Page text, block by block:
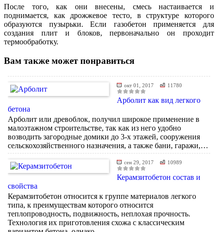
После того, как они внесены, смесь настаивается и
поднимается, как дрожжевое тесто, в структуре которого
образуются пузырьки. Если газобетон применяется для
создания плит и блоков, первоначально он проходит
термообработку.
Вам также может понравиться
окт 01, 2017 11780
Арболит как вид легкого
бетона
Арболит или древоблок, получил широкое применение в
малоэтажном строительстве, так как из него удобно
возводить загородные домики до 3-х этажей, сооружения
сельскохозяйственного назначения, а также бани, гаражи,…
сен 29, 2017 10989
Керамзитобетон состав и
свойства
Керамзитобетон относится к группе материалов легкого
типа, к преимуществам которого относится
теплопроводность, подвижность, неплохая прочность.
Технология их приготовления схожа с классическим